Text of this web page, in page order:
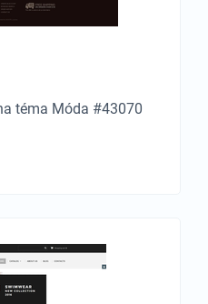
téma Móda #43070